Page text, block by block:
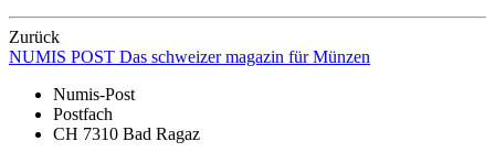
Zurück
NUMIS POST Das schweizer magazin für Münzen
Numis-Post
Postfach
CH 7310 Bad Ragaz